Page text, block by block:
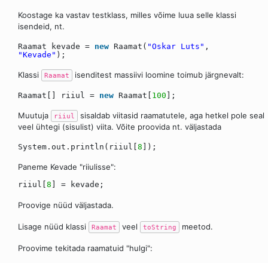
Koostage ka vastav testklass, milles võime luua selle klassi
isendeid, nt.
Raamat kevade = new Raamat( "Oskar Luts" ,
"Kevade" );
Klassi Raamat isenditest massiivi loomine toimub järgnevalt:
Raamat[] riiul = new Raamat[ 100 ];
Muutuja riiul
sisaldab viitasid raamatutele, aga hetkel pole seal
veel ühtegi (sisulist) viita. Võite proovida nt. väljastada
System.out.println(riiul[ 8 ]);
Paneme Kevade "riiulisse":
riiul[ 8 ] = kevade;
Proovige nüüd väljastada.
Lisage nüüd klassi Raamat veel toString meetod.
Proovime tekitada raamatuid "hulgi":